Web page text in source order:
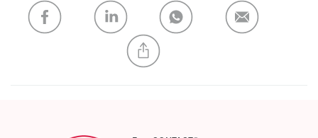
CREA NUOVA LISTA